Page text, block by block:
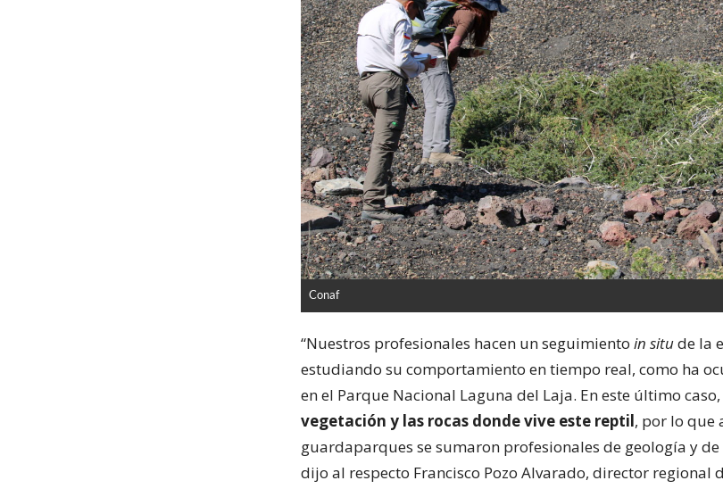
Conaf
“Nuestros profesionales hacen un seguimiento in situde la
estudiando su comportamiento en tiempo real, como ha
en el Parque Nacional Laguna del Laja. En este último caso,
vegetación y las rocas donde vive este reptil, por lo que
guardaparques se sumaron profesionales de geología y de
dijo al respecto Francisco Pozo Alvarado, director regional